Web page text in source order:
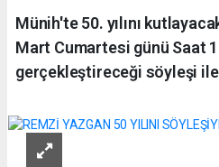
Münih'te 50. yılını
Mart Cumartesi günü Saat
gerçekleştireceği söyleşi ile